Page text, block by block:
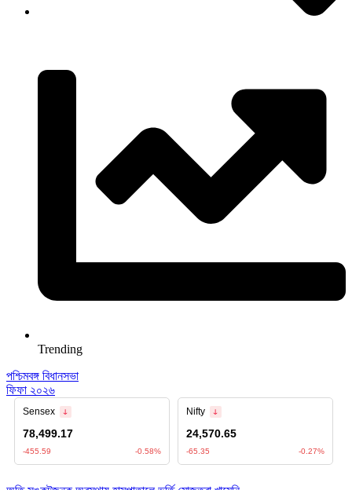
Trending
পশ্চিমবঙ্গ বিধানসভা
ফিফা ২০২৬